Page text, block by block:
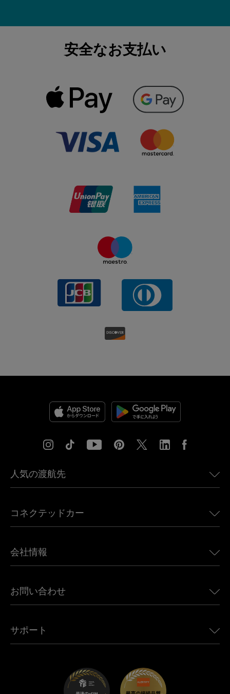
安全なお支払い
人気の渡航先
ヨーロッパ向けeSIM
カナダ向けeSIM
アフリカ向けeSIM
すべての目的地を見る
コネクテッドカー
Land Rover向けUbigi
Jeep向けUbigi
Mini向けUbigi
Maserati向けUbigi
会社情報
Ubigi関連プレス
Ubigiアプリ
お問い合わせ
アフェリエイトプログラム
サポート
トラブルシューティング
ヘルプセンター